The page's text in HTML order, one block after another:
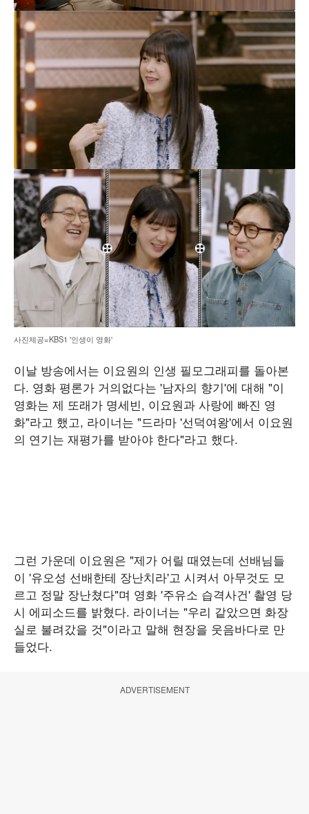
사진제공=KBS1 '인생이 영화'
이날 방송에서는 이요원의 인생 필모그래피를 돌아본
다. 영화 평론가 거의없다는 '남자의 향기'에 대해 "이
영화는 제 또래가 명세빈, 이요원과 사랑에 빠진 영
화"라고 했고, 라이너는 "드라마 '선덕여왕'에서 이요원
의 연기는 재평가를 받아야 한다"라고 했다.
그런 가운데 이요원은 "제가 어릴 때였는데 선배님들
이 '유오성 선배한테 장난치라'고 시켜서 아무것도 모
르고 정말 장난쳤다"며 영화 '주유소 습격사건' 촬영 당
시 에피소드를 밝혔다. 라이너는 "우리 같았으면 화장
실로 불려갔을 것"이라고 말해 현장을 웃음바다로 만
들었다.
ADVERTISEMENT